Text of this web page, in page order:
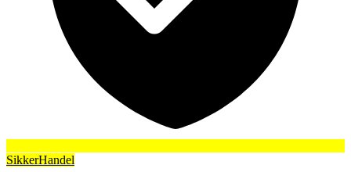
SikkerHandel